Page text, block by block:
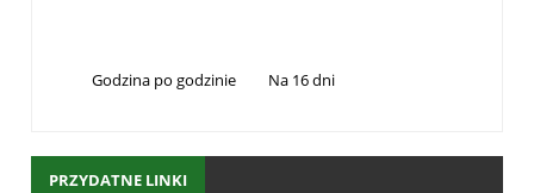
Godzina po godzinie Na 16 dni
PRZYDATNE LINKI